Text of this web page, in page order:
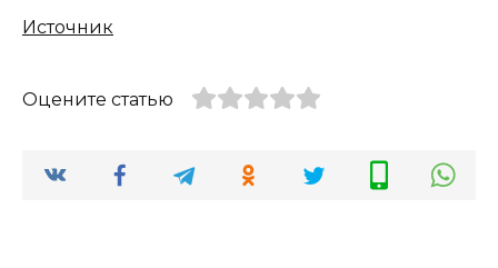
Источник
Оцените статью